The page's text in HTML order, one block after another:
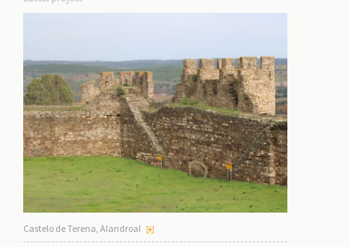
Castelo de Terena, Alandroal